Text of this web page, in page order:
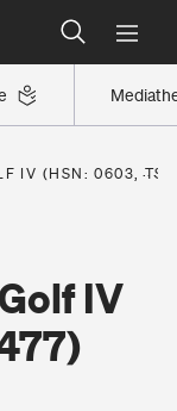
IV (HSN: 0603,
IV